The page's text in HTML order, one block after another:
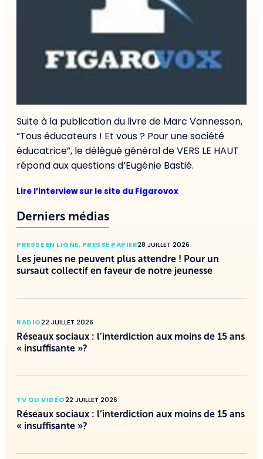
Suite à la publication du livre de Marc Vannesson,
“Tous éducateurs ! Et vous ? Pour une société
éducatrice”, le délégué général de VERS LE HAUT
répond aux questions d’Eugénie Bastié.
Lire l’interview sur le site du Figarovox
Derniers médias
PRESSE EN LIGNE, PRESSE PAPIER28 JUILLET 2026
Les jeunes ne peuvent plus attendre ! Pour un
sursaut collectif en faveur de notre jeunesse
RADIO22 JUILLET 2026
Réseaux sociaux : l’interdiction aux moins de 15 ans
« insuffisante »?
TV OU VIDÉO22 JUILLET 2026
Réseaux sociaux : l’interdiction aux moins de 15 ans
« insuffisante »?